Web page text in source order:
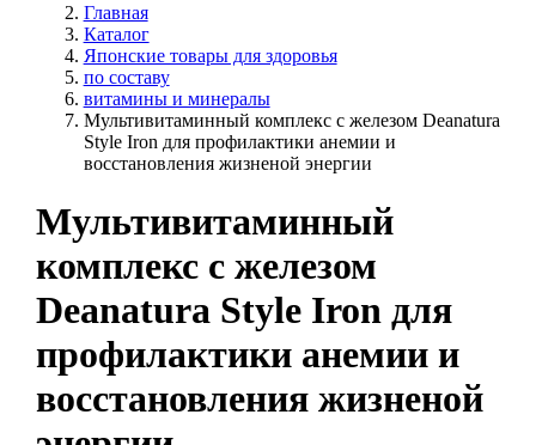
Главная
Каталог
Японские товары для здоровья
по составу
витамины и минералы
Мультивитаминный комплекс с железом Deanatura
Style Iron для профилактики анемии и
восстановления жизненой энергии
Мультивитаминный
комплекс с железом
Deanatura Style Iron для
профилактики анемии и
восстановления жизненой